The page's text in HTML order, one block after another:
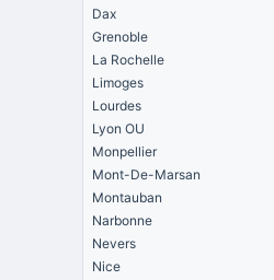
Dax
Grenoble
La Rochelle
Limoges
Lourdes
Lyon OU
Monpellier
Mont-De-Marsan
Montauban
Narbonne
Nevers
Nice